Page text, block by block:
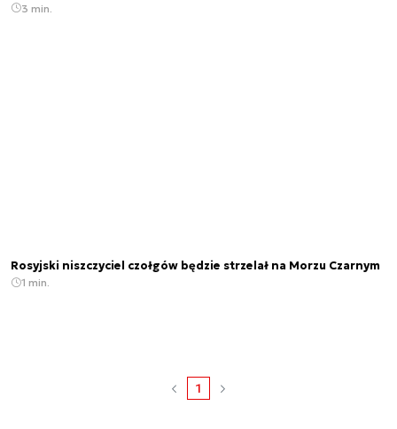
3 min.
Rosyjski niszczyciel czołgów będzie strzelał na Morzu Czarnym
1 min.
1